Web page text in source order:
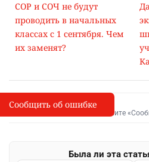
СОР и СОЧ не будут
проводить в начальных
классах с 1 сентября. Чем
их заменят?
I
Сообщить об опечатке
Выделите фрагмент и нажмите
Была ли эта
Сообщить об ошибке